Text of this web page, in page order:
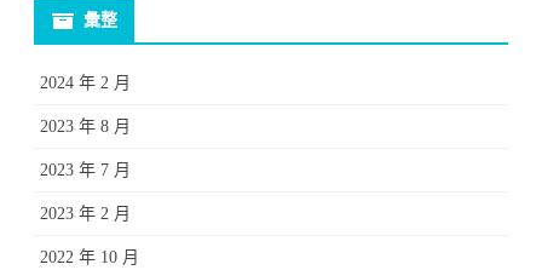
彙整
2024 年 2 月
2023 年 8 月
2023 年 7 月
2023 年 2 月
2022 年 10 月